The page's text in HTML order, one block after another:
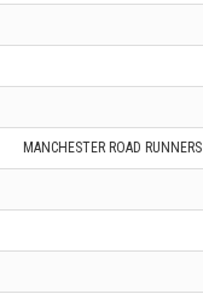
MANCHESTER ROAD RUNNERS